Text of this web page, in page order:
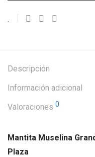
Descripción
Información adicional
Valoraciones 0
Mantita Muselina
Plaza